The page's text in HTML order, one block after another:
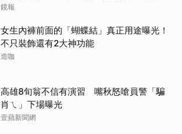
哭網
鏡報
女生內褲前面的「蝴蝶結」真正用途曝光！
不只裝飾還有2大神功能
造咖
高雄8旬翁不信有演習 嘴秋怒嗆員警「騙
肖ㄟ」下場曝光
壹蘋新聞網